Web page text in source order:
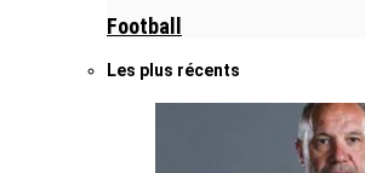
Football
Les plus récents